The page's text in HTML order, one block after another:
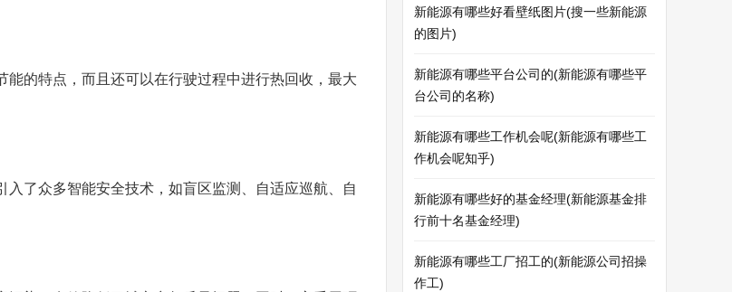
的特点，而且还可以在行驶过程中进行热回收，最大
了众多智能安全技术，如盲区监测、自适应巡航、自
新能源有哪些好看壁纸图片(搜一些新能源
的图片)
新能源有哪些平台公司的(新能源有哪些平
台公司的名称)
新能源有哪些工作机会呢(新能源有哪些工
作机会呢知乎)
新能源有哪些好的基金经理(新能源基金排
行前十名基金经理)
新能源有哪些工厂招工的(新能源公司招操
作工)